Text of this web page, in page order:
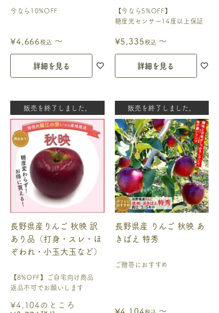
今なら10%OFF
¥4,666税込 〜
詳細を見る
【今なら5%OFF】
糖度光センサー14度以上保証
¥5,335税込 〜
詳細を見る
【8%OFF】ご自宅向け商品
返品不可でお願いします
長野県産りんご 秋映 訳
あり品（打身・スレ・ほ
ぞわれ・小玉大玉など）
¥4,104のところ
販売を終了しました。
ご贈答におすすめ
長野県産 りんご 秋映 あ
きばえ 特秀
販売を終了しました。